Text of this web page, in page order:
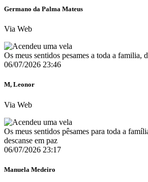
Germano da Palma Mateus
Via Web
Os meus sentidos pesames a toda a familia,
06/07/2026 23:46
M, Leonor
Via Web
Os meus sentidos pêsames para toda a
descanse em paz
06/07/2026 23:17
Manuela Medeiro